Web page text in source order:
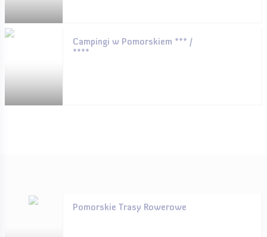
Campingi w Pomorskiem *** /
****
Pomorskie Trasy Rowerowe